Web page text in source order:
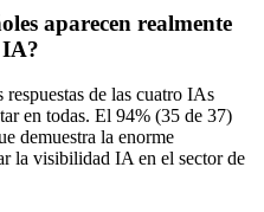
aparecen realmente
IA?
de las cuatro IAs
en todas. El 94% (35 de 37)
demuestra la enorme
la visibilidad IA en el sector de